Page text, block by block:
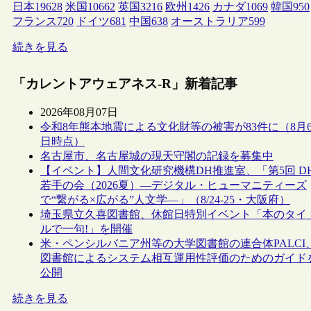
日本19628 米国 10662 英国3216 欧州 1426 カナダ1069 韓国950
フランス720 ドイツ681 中国638 オーストラリア599
続きを見る
「カレントアウェアネス-R」新着記事
2026年08月07日
令和8年熊本地震による文化財等の被害が83件に（8月
日時点）
名古屋市、名古屋城の現天守閣の記録を募集中
【イベント】人間文化研究機構DH推進室、「第5回
若手の会（2026夏）―デジタル・ヒューマニティーズ
で“繋がる×広がる”人文学―」（8/24-25・大阪府）
埼玉県立久喜図書館、休館日特別イベント「本のタイ
ルで一句!」を開催
米・ペンシルバニア州等の大学図書館の連合体PALCI、
図書館によるシステム相互運用性評価のためのガイド
公開
続きを見る